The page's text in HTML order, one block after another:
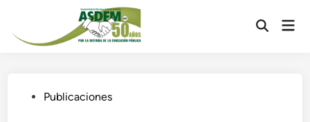
contenido
Abrir
Publicado
Publicaciones